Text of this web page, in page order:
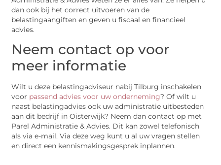
dan ook bij het correct uitvoeren van de
belastingaangiften en geven u fiscaal en financieel
advies.
Neem contact op voor
meer informatie
Wilt u deze belastingadviseur nabij Tilburg inschakelen
voor passend advies voor uw onderneming? Of wilt u
naast belastingadvies ook uw administratie uitbesteden
aan dit bedrijf in Oisterwijk? Neem dan contact op met
Parel Administratie & Advies. Dit kan zowel telefonisch
als via e-mail. Via deze weg kunt u al uw vragen stellen
en direct een kennismakingsgesprek inplannen.